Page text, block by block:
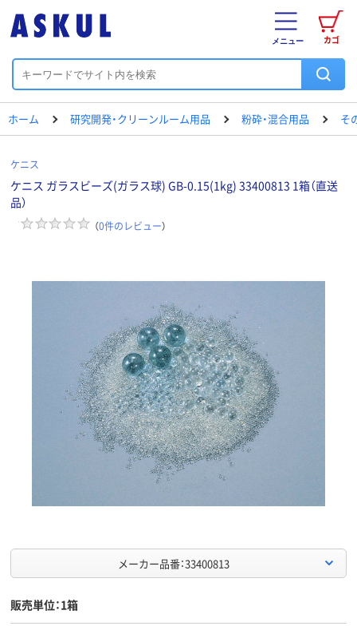
カゴ
メニュー
ホーム 研究開発・クリーンルーム用品 粉砕・混合用品 そ
ケニス
ケニス ガラスビーズ(ガラス球) GB-0.15(1kg) 33400813 1箱（直送
品）
（0件のレビュー）
メーカー品番：33400813
販売単位：1箱